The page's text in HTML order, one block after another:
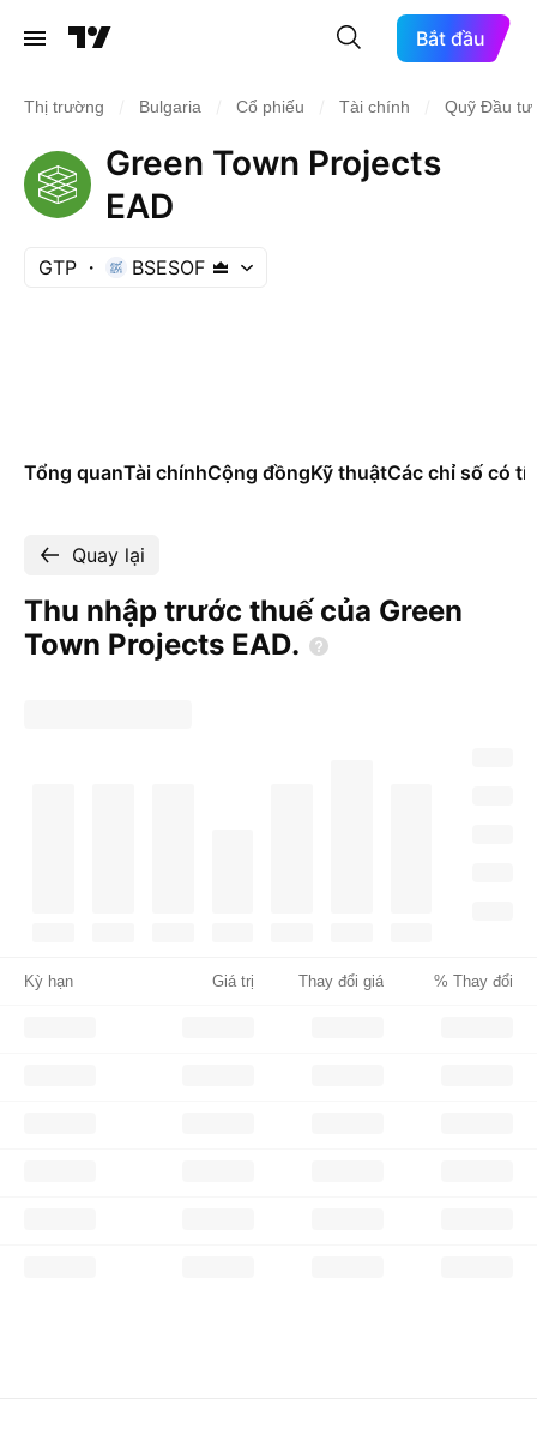
Bắt đầu
Thị trường Bulgaria Cổ phiếu Tài chính Quỹ Đầu tư
Green Town Projects
EAD
GTP BSESOF
Tổng quanTài chínhCộng đồngKỹ thuậtCác chỉ số có
Quay lại
Thu nhập trước thuế của Green
Town Projects EAD.
Kỳ hạn Giá trị Thay đổi giá % Thay đổi